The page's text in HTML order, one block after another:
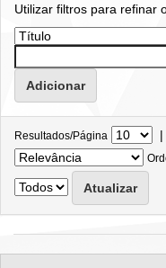
Utilizar filtros para refinar
Resultados/Página |